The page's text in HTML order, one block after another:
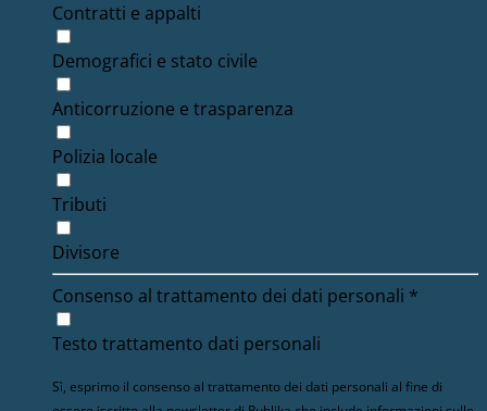
Contratti e appalti
Demografici e stato civile
Anticorruzione e trasparenza
Polizia locale
Tributi
Divisore
Consenso al trattamento dei dati personali *
Testo trattamento dati personali
Sì, esprimo il consenso al trattamento dei dati personali al fine di